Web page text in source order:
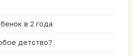
в 2 года
детство?